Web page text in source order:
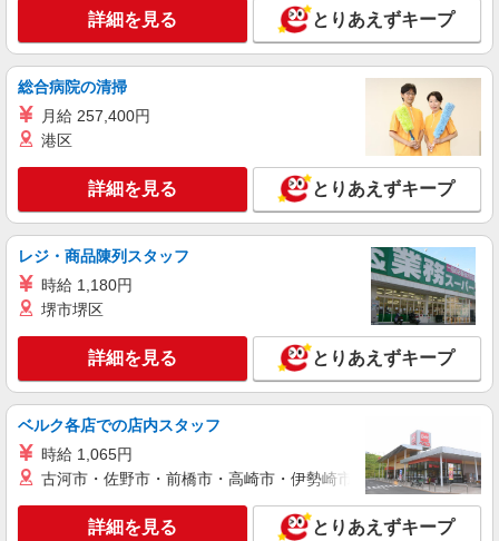
派遣社員
株式会社kotrio /●OK-H-1993689
丸亀市⇒需要のある福祉業界で介護デビュー＊
資格支援あり
時給1350円〜2062円 ＜日払い有/週払い有/交
丸亀市内
キープ 詳細を見る
派遣社員
株式会社kotrio /●OK-H-2021283
丸亀市＊グループホームSTAFF＊生活のサポ
ート業務を担当
時給1350円〜2062円 ＜日払い有/週払い有/交
通費全支給(ガソリン代含む)＞
丸亀市 丸亀駅周辺
キープ 詳細を見る
詳細を見る とりあえずキープ
総合病院の清掃
月給 257,400円
港区
詳細を見る とりあえずキープ
レジ・商品陳列スタッフ
時給 1,180円
堺市堺区
詳細を見る とりあえずキープ
ベルク各店での店内スタッフ
時給 1,065円
古河市・佐野市・前橋市・高崎市・伊勢崎市・太田市・館林市
詳細を見る とりあえずキープ